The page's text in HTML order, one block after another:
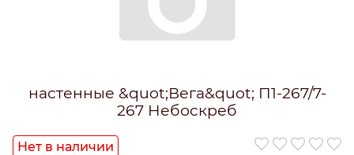
настенные &quot;Вега&quot; П1-267/7-
267 Небоскреб
Нет в наличии